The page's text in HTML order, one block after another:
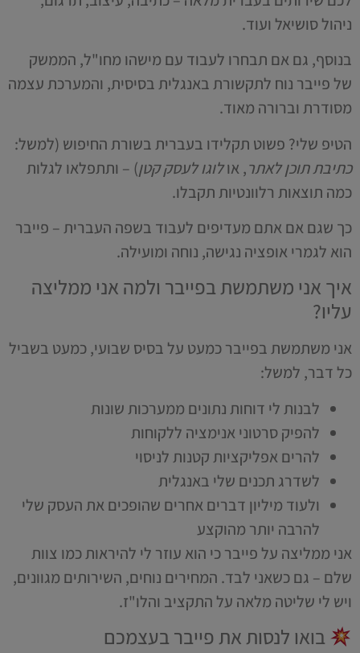
ניהול סושיאל ועוד.
בנוסף, גם אם תבחרו לעבוד עם מישהו מחו"ל, הממשק
של פייבר נוח לתקשורת באנגלית בסיסית, והמערכת עצמה
מסודרת וברורה מאוד.
הטיפ שלי? פשוט תקלידו בעברית בשורת החיפוש (למשל:
כתיבת תוכן לאתר, אולוגו לעסק קטן) – ותתפלאו לגלות
כמה תוצאות רלוונטיות תקבלו.
כך שגם אם אתם מעדיפים לעבוד בשפה העברית – פייבר
הוא לגמרי אופציה נגישה, נוחה ומועילה.
איך אני משתמשת בפייבר ולמה אני ממליצה
עליו?
אני משתמשת בפייבר כמעט על בסיס שבועי, כמעט בשביל
כל דבר, למשל:
לבנות לי דוחות נתונים ממערכות שונות
להפיק סרטוני אנימציה ללקוחות
להרים אפליקציות קטנות לניסוי
לשדרג תכנים שלי באנגלית
ולעוד מיליון דברים אחרים שהופכים את העסק שלי
להרבה יותר מהוקצע
אני ממליצה על פייבר כי הוא עוזר לי להיראות כמו צוות
שלם – גם כשאני לבד. המחירים נוחים, השירותים מגוונים,
ויש לי שליטה מלאה על התקציב והלו"ז.
בואו לנסות את פייבר בעצמכם